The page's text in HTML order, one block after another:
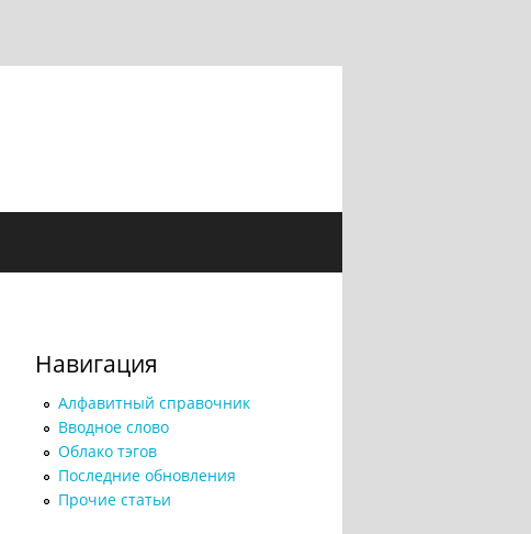
Навигация
Алфавитный справочник
Вводное слово
Облако тэгов
Последние обновления
Прочие статьи